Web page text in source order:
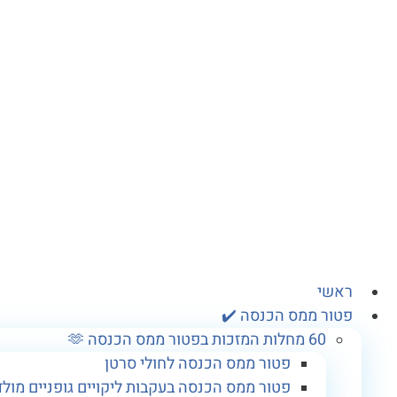
ראשי
פטור ממס הכנסה ✔️
60 מחלות המזכות בפטור ממס הכנסה 🫶
פטור ממס הכנסה לחולי סרטן
פטור ממס הכנסה בעקבות ליקויים גופניים